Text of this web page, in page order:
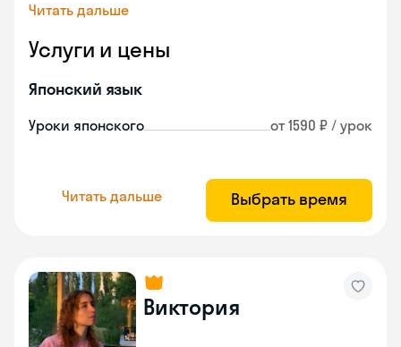
Читать дальше
Услуги и цены
Японский язык
Уроки японского от 1590 ₽ / урок
Читать дальше Выбрать время
Виктория